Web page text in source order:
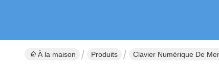
À la maison Produits Clavier Numérique De